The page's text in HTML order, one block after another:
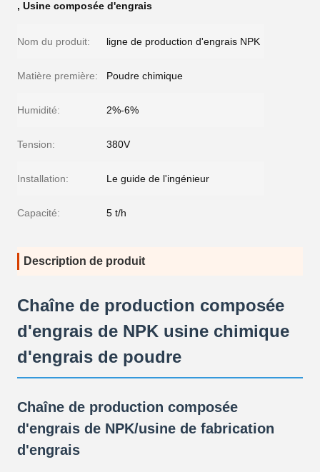
, Usine composée d'engrais
Nom du produit: ligne de production d'engrais NPK
Matière première: Poudre chimique
Humidité: 2%-6%
Tension: 380V
Installation: Le guide de l'ingénieur
Capacité: 5 t/h
Description de produit
Chaîne de production composée
d'engrais de NPK usine chimique
d'engrais de poudre
Chaîne de production composée
d'engrais de NPK/usine de fabrication
d'engrais